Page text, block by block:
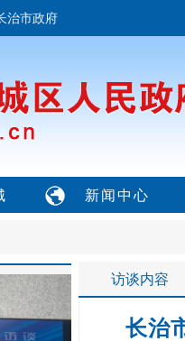
治市政府
新闻中心
访谈内容
长治